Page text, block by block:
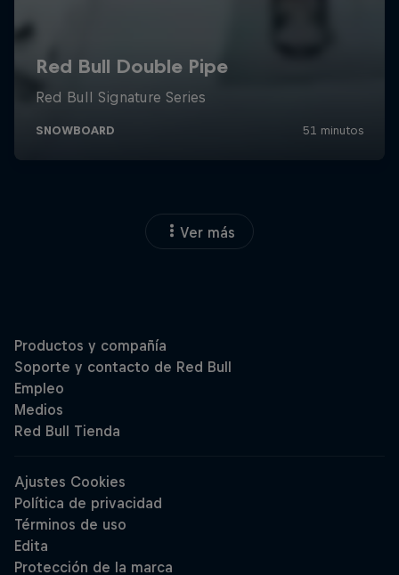
Ver más